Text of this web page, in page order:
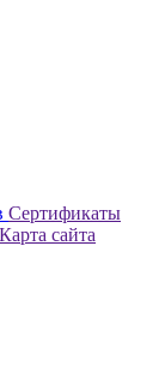
Сертификаты
Карта сайта